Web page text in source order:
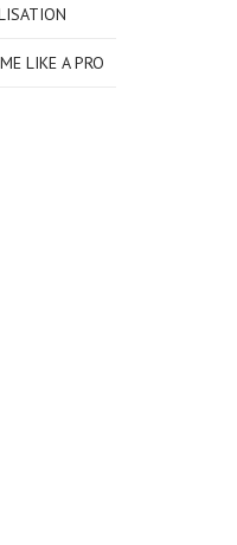
LIKE A PRO